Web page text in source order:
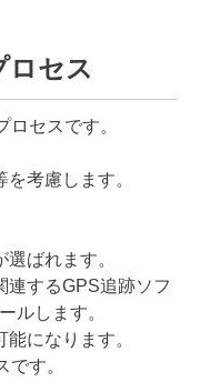
ロセス
セスです。
考慮します。
ばれます。
連するGPS追跡ソフ
ルします。
になります。
す。